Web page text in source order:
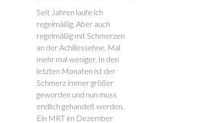
Seit Jahren laufe ich
regelmäßig. Aber auch
regelmäßig mit Schmerzen
an der Achillessehne. Mal
mehr mal weniger. In den
letzten Monaten ist der
Schmerz immer größer
geworden und nun muss
endlich gehandelt werden.
Ein MRT im Dezember